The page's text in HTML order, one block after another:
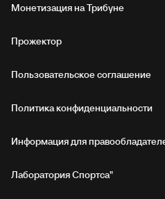
Монетизация на Трибуне
Прожектор
Пользовательское соглашение
Политика конфиденциальности
Информация для
Лаборатория Спортса"